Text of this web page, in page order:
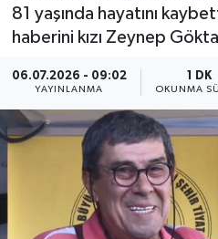
81 yaşında hayatını
haberini kızı Zeynep
06.07.2026 - 09:02
YAYINLANMA
1 DK
OKUNMA
MAGAZİN
KÜLTÜR SANAT
SAĞLIK
BİLİM VE TEKNOLOJİ
OTOMOBİL
Son Dakika Haberleri
Haber Arşivi